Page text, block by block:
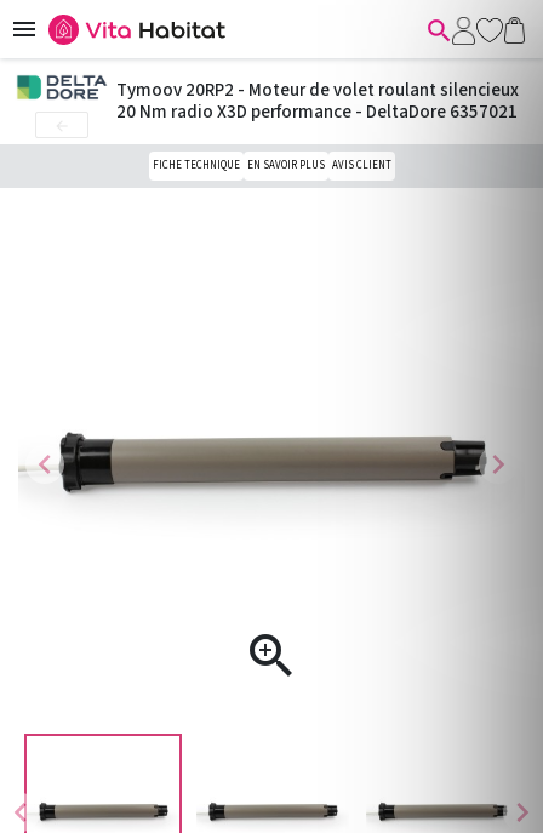
 
chevron_left chevron_right
chevron_left

chevron_right
Tymoov 20RP2 - Moteur de volet roulant silencieux
20 Nm radio X3D performance - DeltaDore 6357021
FICHE TECHNIQUE EN SAVOIR PLUS AVIS CLIENT